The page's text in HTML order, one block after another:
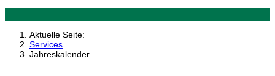
Aktuelle Seite:
Services
Jahreskalender